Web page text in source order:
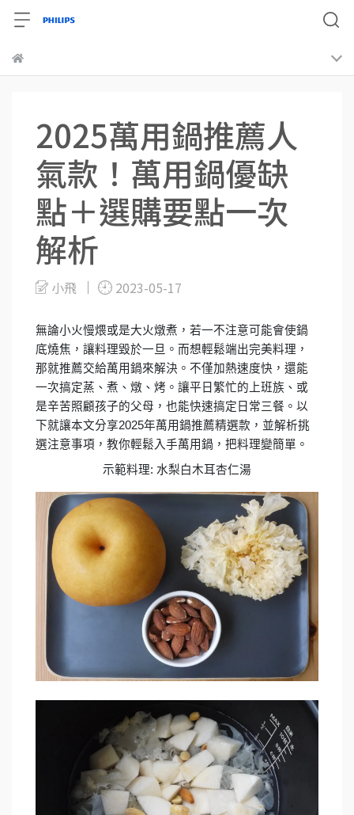
2025萬用鍋推薦人
氣款！萬用鍋優缺
點＋選購要點一次
解析
小飛 2023-05-17
無論小火慢煨或是大火燉煮，若一不注意可能會使鍋
底燒焦，讓料理毀於一旦。而想輕鬆端出完美料理，
那就推薦交給萬用鍋來解決。不僅加熱速度快，還能
一次搞定蒸、煮、燉、烤。讓平日繁忙的上班族、或
是辛苦照顧孩子的父母，也能快速搞定日常三餐。以
下就讓本文分享2025年萬用鍋推薦精選款，並解析挑
選注意事項，教你輕鬆入手萬用鍋，把料理變簡單。
示範料理: 水梨白木耳杏仁湯